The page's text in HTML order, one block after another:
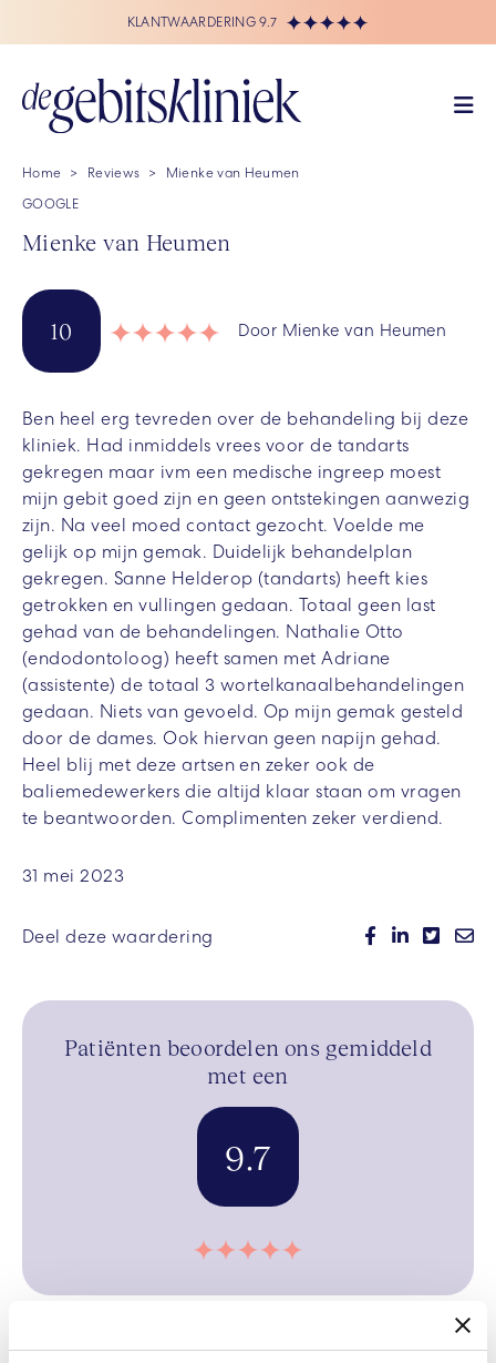
KLANTWAARDERING 9.7
Home Reviews
Mienke van Heumen
GOOGLE
Mienke van Heumen
10 Door Mienke van Heumen
Ben heel erg tevreden over de behandeling bij deze
kliniek. Had inmiddels vrees voor de tandarts
gekregen maar ivm een medische ingreep moest
mijn gebit goed zijn en geen ontstekingen aanwezig
zijn. Na veel moed contact gezocht. Voelde me
gelijk op mijn gemak. Duidelijk behandelplan
gekregen. Sanne Helderop (tandarts) heeft kies
getrokken en vullingen gedaan. Totaal geen last
gehad van de behandelingen. Nathalie Otto
(endodontoloog) heeft samen met Adriane
(assistente) de totaal 3 wortelkanaalbehandelingen
gedaan. Niets van gevoeld. Op mijn gemak gesteld
door de dames. Ook hiervan geen napijn gehad.
Heel blij met deze artsen en zeker ook de
baliemedewerkers die altijd klaar staan om vragen
te beantwoorden. Complimenten zeker verdiend.
31 mei 2023
Deel deze waardering
Patiënten beoordelen ons gemiddeld
met een
9.7